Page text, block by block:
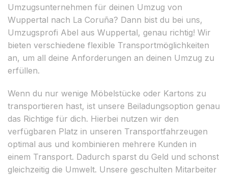
Umzugsunternehmen für deinen Umzug von
Wuppertal nach La Coruña? Dann bist du bei uns,
Umzugsprofi Abel aus Wuppertal, genau richtig! Wir
bieten verschiedene flexible Transportmöglichkeiten
an, um all deine Anforderungen an deinen Umzug zu
erfüllen.
Wenn du nur wenige Möbelstücke oder Kartons zu
transportieren hast, ist unsere Beiladungsoption genau
das Richtige für dich. Hierbei nutzen wir den
verfügbaren Platz in unseren Transportfahrzeugen
optimal aus und kombinieren mehrere Kunden in
einem Transport. Dadurch sparst du Geld und schonst
gleichzeitig die Umwelt. Unsere geschulten Mitarbeiter